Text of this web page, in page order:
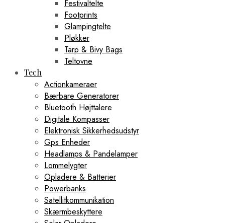
Festivaltelte
Footprints
Glampingtelte
Pløkker
Tarp & Bivy Bags
Teltovne
Tech
Actionkameraer
Bærbare Generatorer
Bluetooth Højttalere
Digitale Kompasser
Elektronisk Sikkerhedsudstyr
Gps Enheder
Headlamps & Pandelamper
Lommelygter
Opladere & Batterier
Powerbanks
Satellitkommunikation
Skærmbeskyttere